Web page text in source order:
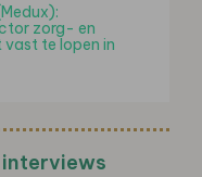
zorg- en
te lopen in
interviews